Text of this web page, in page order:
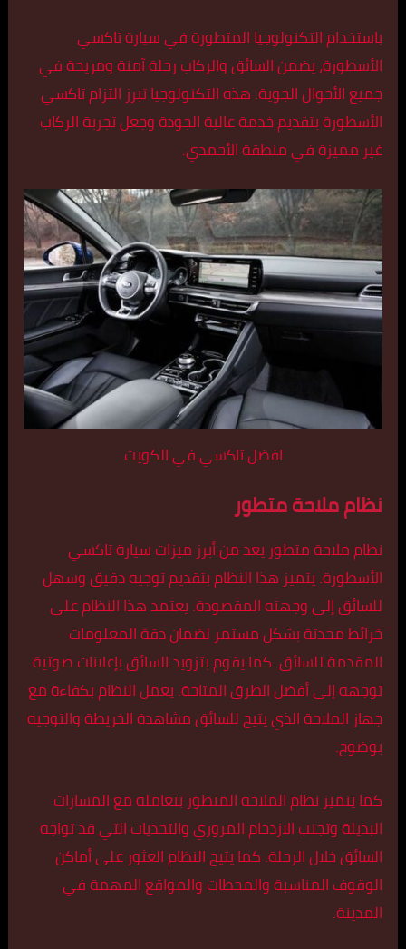
باستخدام التكنولوجيا المتطورة في سيارة تاكسي
الأسطورة، يضمن السائق والركاب رحلة آمنة ومريحة في
جميع الأحوال الجوية. هذه التكنولوجيا تبرز التزام تاكسي
الأسطورة بتقديم خدمة عالية الجودة وجعل تجربة الركاب
غير مميزة في منطقة الأحمدي.
افضل تاكسي في الكويت
نظام ملاحة متطور
نظام ملاحة متطور يعد من أبرز ميزات سيارة تاكسي
الأسطورة. يتميز هذا النظام بتقديم توجيه دقيق وسهل
للسائق إلى وجهته المقصودة. يعتمد هذا النظام على
خرائط محدثة بشكل مستمر لضمان دقة المعلومات
المقدمة للسائق. كما يقوم بتزويد السائق بإعلانات صوتية
توجهه إلى أفضل الطرق المتاحة. يعمل النظام بكفاءة مع
جهاز الملاحة الذي يتيح للسائق مشاهدة الخريطة والتوجيه
بوضوح.
كما يتميز نظام الملاحة المتطور بتعامله مع المسارات
البديلة وتجنب الازدحام المروري والتحديات التي قد تواجه
السائق خلال الرحلة. كما يتيح النظام العثور على أماكن
الوقوف المناسبة والمحطات والمواقع المهمة في
المدينة.